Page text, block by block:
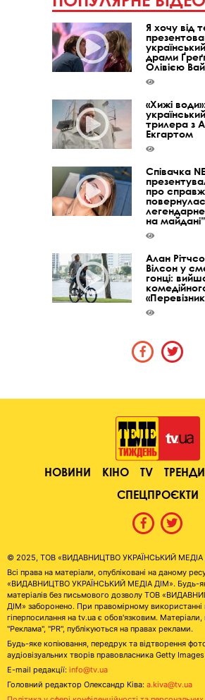
Я хочу від
драми
Олівією
«Хижі
трилера з
Екгартом
Співачка
про
на майдані”
Алан
Вілсон у
гонці:
НОВИНИ КІНО TV ТРЕНДИ
СПЕЦПРОЄКТИ
© 2025, ТОВ «ВИДАВНИЦТВО УКРАЇНСЬКИЙ МЕДІА
Всі права на матеріали, опубліковані на даному
«ВИДАВНИЦТВО УКРАЇНСЬКИЙ МЕДІА ДІМ». Будь-
матеріалів без письмового дозволу ТОВ
ДІМ» заборонено. При правомірному використанні
гіперпосилання на tv.ua є обов'язковим.
"Реклама", "PR", публікуються на правах реклами.
Будь-яке копіювання, передрук та відтворення
аудіовізуальних творів правовласника Getty
E-mail редакції: info@tv.ua
Головний редактор Олександр Ківа: a.kiva@tv.ua